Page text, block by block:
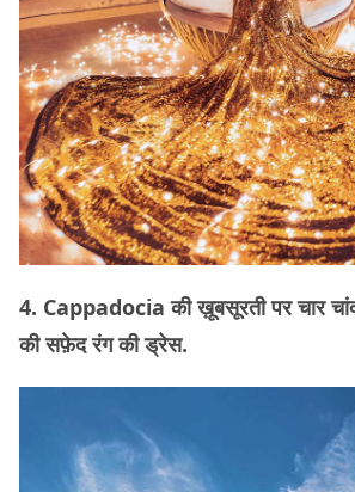
4. Cappadocia की ख़ूबसूरती पर चार
की सफ़ेद रंग की ड्रेस.